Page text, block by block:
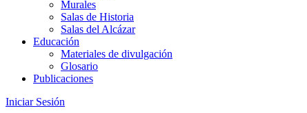
Murales
Salas de Historia
Salas del Alcázar
Educación
Materiales de divulgación
Glosario
Publicaciones
Iniciar Sesión